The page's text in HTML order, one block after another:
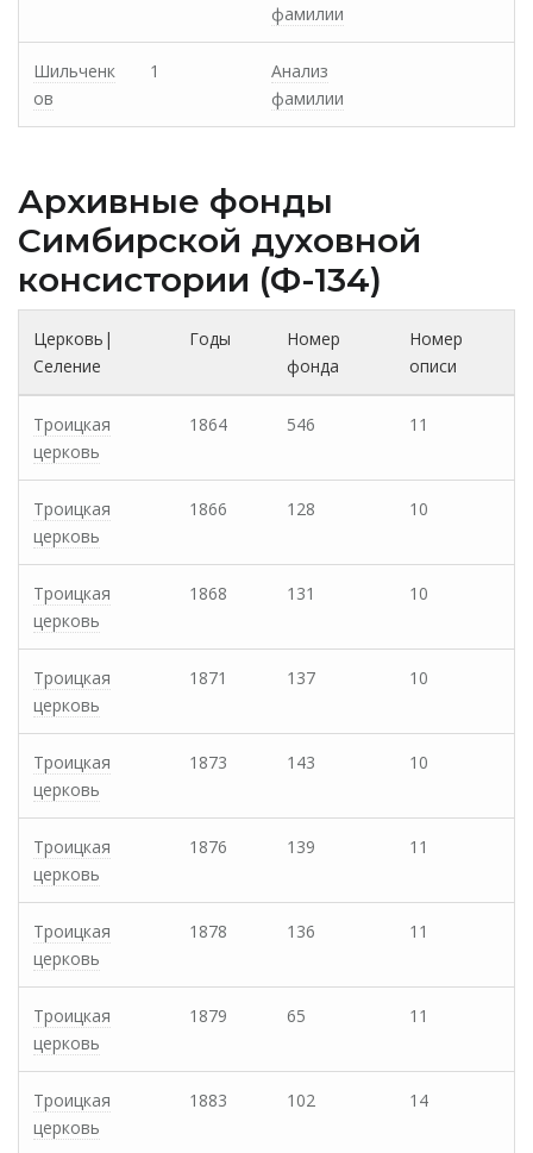
фамилии
Шильченк
ов
1
Анализ
фамилии
Архивные фонды
Cимбирской духовной
консистории (Ф-134)
Церковь|
Селение
Годы
Номер
фонда
Номер
описи
Троицкая
церковь
1864 546 11
Троицкая
церковь
1866 128 10
Троицкая
церковь
1868 131 10
Троицкая
церковь
1871 137 10
Троицкая
церковь
1873 143 10
Троицкая
церковь
1876 139 11
Троицкая
церковь
1878 136 11
Троицкая
церковь
1879 65 11
Троицкая
церковь
1883 102 14